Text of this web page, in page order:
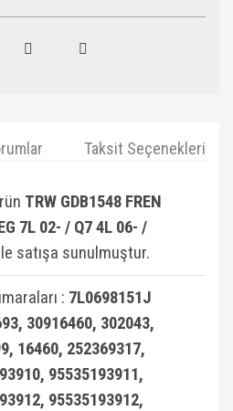
Taksit Seçenekleri
TRW GDB1548 FREN
7L 02- / Q7 4L 06- /
satışa sunulmuştur.
: 7L0698151J
30916460, 302043,
16460, 252369317,
95535193911,
95535193912,